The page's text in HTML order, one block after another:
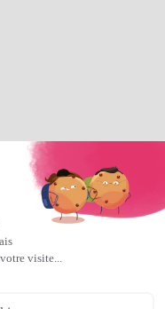
perles Miyuki perles et
de rocaille Preciosa